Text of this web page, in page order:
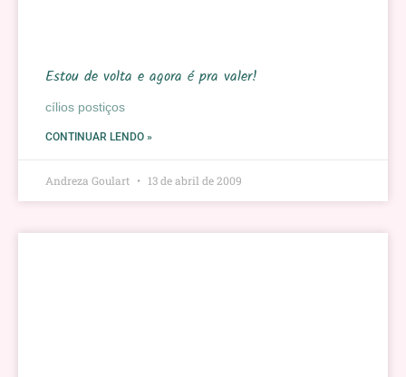
Estou de volta e agora é pra valer!
cílios postiços
CONTINUAR LENDO »
Andreza Goulart 13 de abril de 2009